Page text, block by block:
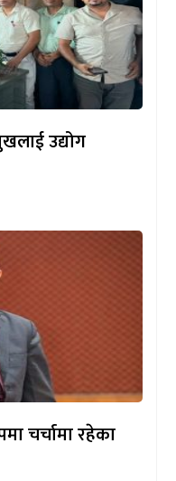
उद्योग
चर्चामा रहेका